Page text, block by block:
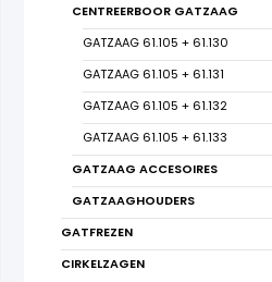
CENTREERBOOR GATZAAG
GATZAAG 61.105 + 61.130
GATZAAG 61.105 + 61.131
GATZAAG 61.105 + 61.132
GATZAAG 61.105 + 61.133
GATZAAG ACCESOIRES
GATZAAGHOUDERS
GATFREZEN
CIRKELZAGEN